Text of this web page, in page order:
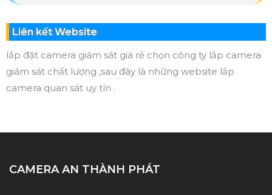
Liên kết Website
lắp đặt camera giám sát giá rẻ chọn công ty lắp camera
giám sát chất lượng ,sau đây là những website lắp
camera quan sát uy tín .
CAMERA AN THÀNH PHÁT